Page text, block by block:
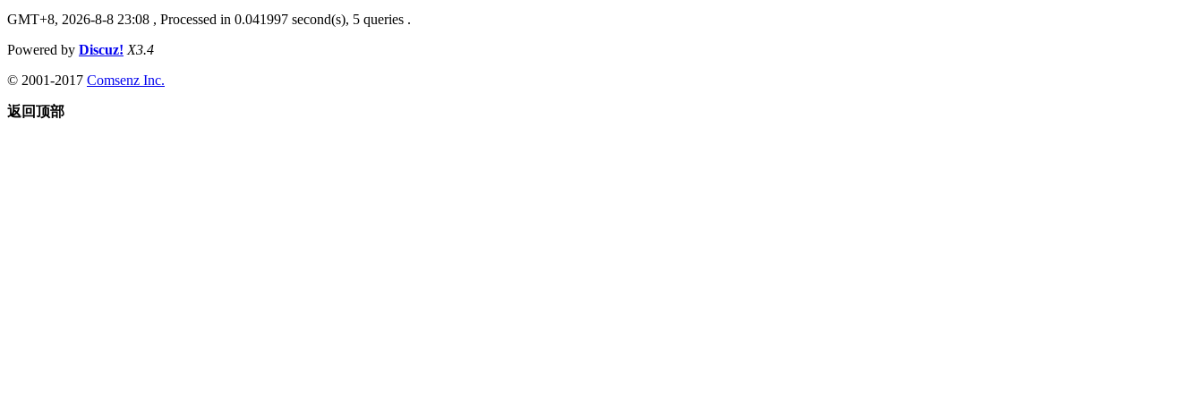
GMT+8, 2026-8-8 23:08 , Processed in 0.041997 second(s), 5 queries .
Powered by Discuz! X3.4
© 2001-2017 Comsenz Inc.
返回顶部